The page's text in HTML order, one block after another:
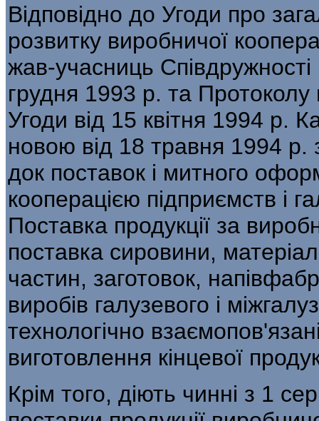
Відповідно до Угоди про
розвитку виробничої
жав-учасниць
грудня 1993 р. та Протоколу
Угоди від 15 квітня 1994 р.
новою від 18 травня 1994
док поставок і митного
кооперацією підприємств і
Поставка продукції за
постав­ка сировини,
частин, за­готовок,
виробів галузевого і
технологічно
виготовлення кінцевої
Крім того, діють чинні з 1